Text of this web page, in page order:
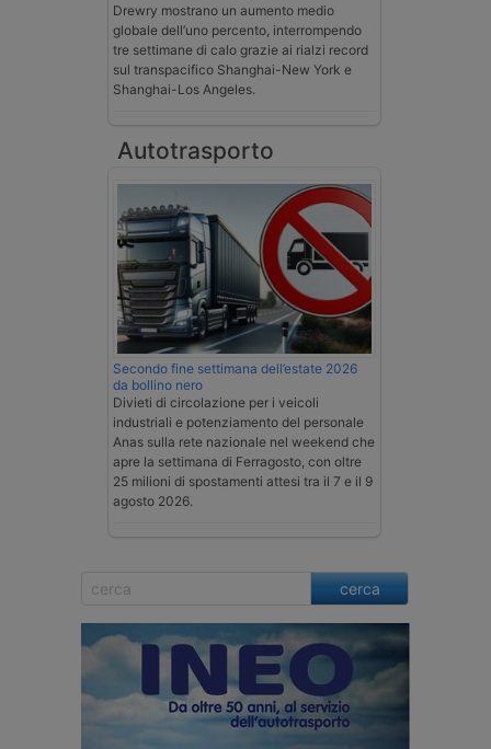
Drewry mostrano un aumento medio
globale dell’uno percento, interrompendo
tre settimane di calo grazie ai rialzi record
sul transpacifico Shanghai-New York e
Shanghai-Los Angeles.
Autotrasporto
Secondo fine settimana dell’estate 2026
da bollino nero
Divieti di circolazione per i veicoli
industriali e potenziamento del personale
Anas sulla rete nazionale nel weekend che
apre la settimana di Ferragosto, con oltre
25 milioni di spostamenti attesi tra il 7 e il 9
agosto 2026.
cerca